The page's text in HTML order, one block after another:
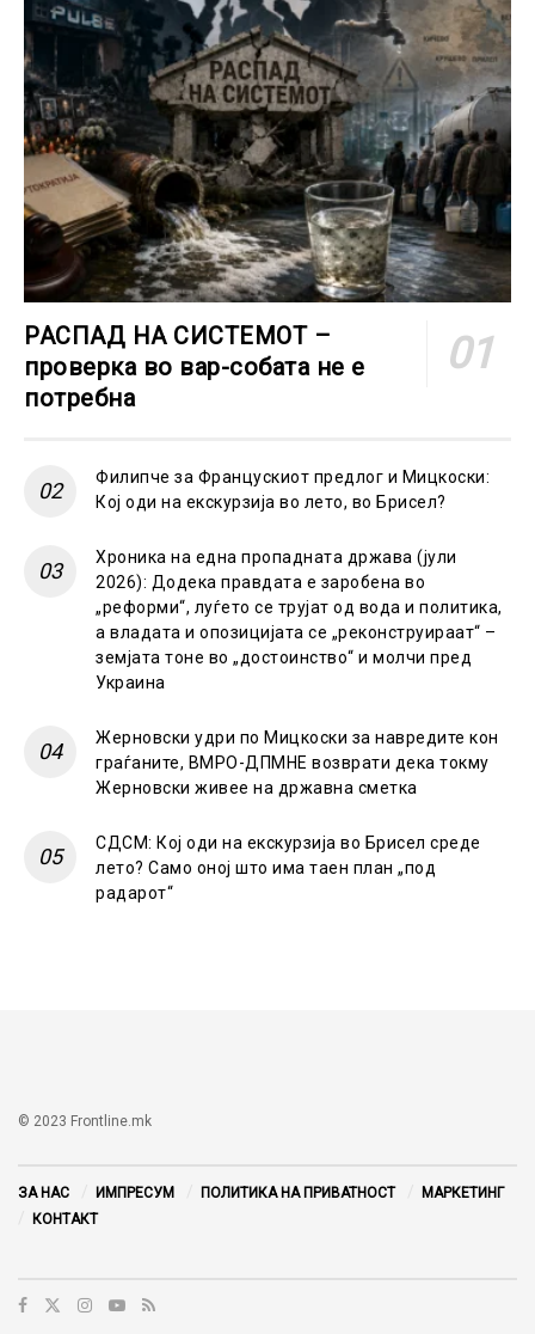
РАСПАД НА СИСТЕМОТ –
проверка во вар-собата не е
потребна
Филипче за Францускиот предлог и Мицкоски:
Кој оди на екскурзија во лето, во Брисел?
Хроника на една пропадната држава (јули
2026): Додека правдата е заробена во
„реформи“, луѓето се трујат од вода и политика,
а владата и опозицијата се „реконструираат“ –
земјата тоне во „достоинство“ и молчи пред
Украина
Жерновски удри по Мицкоски за навредите кон
граѓаните, ВМРО-ДПМНЕ возврати дека токму
Жерновски живее на државна сметка
СДСМ: Кој оди на екскурзија во Брисел среде
лето? Само оној што има таен план „под
радарот“
© 2023 Frontline.mk
ЗА НАС ИМПРЕСУМ ПОЛИТИКА НА ПРИВАТНОСТ
МАРКЕТИНГ
КОНТАКТ